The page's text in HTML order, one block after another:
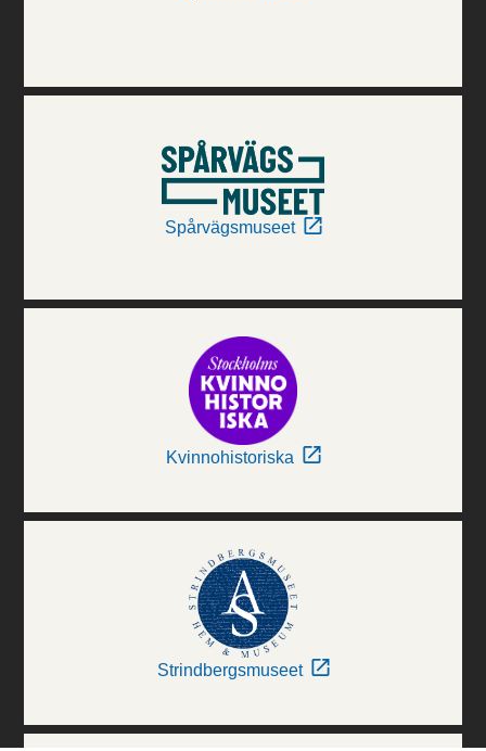
Spårvägsmuseet
Kvinnohistoriska
Strindbergsmuseet